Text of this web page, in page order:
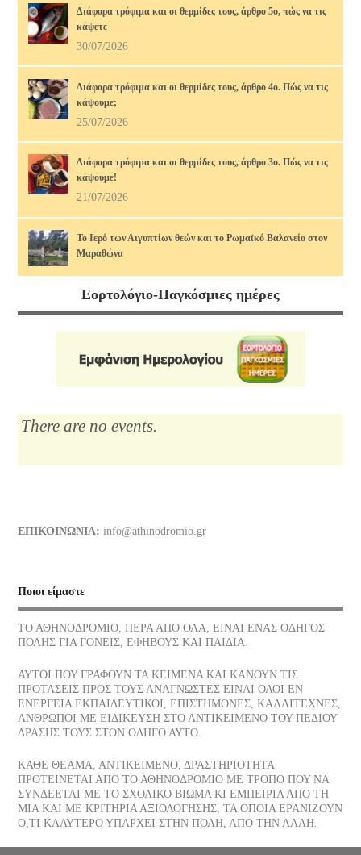
Διάφορα τρόφιμα και οι θερμίδες τους, άρθρο 5ο, πώς να τις
κάψετε
30/07/2026
Διάφορα τρόφιμα και οι θερμίδες τους, άρθρο 4ο. Πώς να τις
κάψουμε;
25/07/2026
Διάφορα τρόφιμα και οι θερμίδες τους, άρθρο 3ο. Πώς να τις
κάψουμε!
21/07/2026
Το Ιερό των Αιγυπτίων θεών και το Ρωμαϊκό Βαλανείο στον
Μαραθώνα
17/07/2026
Διάφορα τρόφιμα και οι θερμίδες τους, άρθρο 2ο. Πώς να τις
κάψουμε!
Μαρία Κάλλας, η αιώνια: οι ωραιότερες άριες
07/07/2026
Οι νεώσοικοι του Πειραιά, ένα σοβαρό στήριγμα της αρχαίας
03/07/2026
Το παγωτό, η λιχουδιά του Καλοκαιριού ποια είναι η διατροφική
του αξία
Αφυδάτωση
29/06/2026
Εορτολόγιο-Παγκόσμιες ημέρες
There are no events.
ΕΠΙΚΟΙΝΩΝΙΑ: info@athinodromio.gr
Ποιοι είμαστε
ΤΟ ΑΘΗΝΟΔΡΟΜΙΟ, ΠΕΡΑ ΑΠΟ ΟΛΑ, ΕΙΝΑΙ ΕΝΑΣ ΟΔΗΓΟΣ
ΠΟΛΗΣ ΓΙΑ ΓΟΝΕΙΣ, ΕΦΗΒΟΥΣ ΚΑΙ ΠΑΙΔΙΑ.
ΑΥΤΟΙ ΠΟΥ ΓΡΑΦΟΥΝ ΤΑ ΚΕΙΜΕΝΑ ΚΑΙ ΚΑΝΟΥΝ ΤΙΣ
ΠΡΟΤΑΣΕΙΣ ΠΡΟΣ ΤΟΥΣ ΑΝΑΓΝΩΣΤΕΣ ΕΙΝΑΙ ΟΛΟΙ ΕΝ
ΕΝΕΡΓΕΙΑ ΕΚΠΑΙΔΕΥΤΙΚΟΙ, ΕΠΙΣΤΗΜΟΝΕΣ, ΚΑΛΛΙΤΕΧΝΕΣ,
ΑΝΘΡΩΠΟΙ ΜΕ ΕΙΔΙΚΕΥΣΗ ΣΤΟ ΑΝΤΙΚΕΙΜΕΝΟ ΤΟΥ ΠΕΔΙΟΥ
ΔΡΑΣΗΣ ΤΟΥΣ ΣΤΟΝ ΟΔΗΓΟ ΑΥΤΟ.
ΚΑΘΕ ΘΕΑΜΑ, ΑΝΤΙΚΕΙΜΕΝΟ, ΔΡΑΣΤΗΡΙΟΤΗΤΑ
ΠΡΟΤΕΙΝΕΤΑΙ ΑΠΟ ΤΟ ΑΘΗΝΟΔΡΟΜΙΟ ΜΕ ΤΡΟΠΟ ΠΟΥ ΝΑ
ΣΥΝΔΕΕΤΑΙ ΜΕ ΤΟ ΣΧΟΛΙΚΟ ΒΙΩΜΑ ΚΙ ΕΜΠΕΙΡΙΑ ΑΠΟ ΤΗ
ΜΙΑ ΚΑΙ ΜΕ ΚΡΙΤΗΡΙΑ ΑΞΙΟΛΟΓΗΣΗΣ, ΤΑ ΟΠΟΙΑ ΕΡΑΝΙΖΟΥΝ
Ο,ΤΙ ΚΑΛΥΤΕΡΟ ΥΠΑΡΧΕΙ ΣΤΗΝ ΠΟΛΗ, ΑΠΟ ΤΗΝ ΑΛΛΗ.